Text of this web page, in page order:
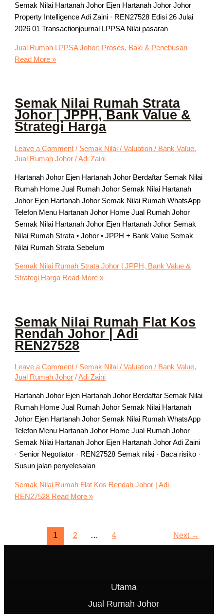
Semak Nilai Hartanah Johor Ejen Hartanah Johor Johor
Property Intelligence Adi Zaini · REN27528 Edisi 26 Julai
2026 01 Transactionjournal LPPSA Nilai pasaran
Jual Rumah LPPSA Johor: Proses, Baki & Penebusan
Read More »
Semak Nilai Rumah Strata
Johor | JPPH, Bank Value &
Strategi Harga
Leave a Comment / Semak Nilai / Valuation / Bank Value,
Jual Rumah Johor /Adi Zaini
Hartanah Johor Ejen Hartanah Johor Berdaftar Semak Nilai
Rumah Home Jual Rumah Johor Semak Nilai Hartanah
Johor Ejen Hartanah Johor Semak Nilai Rumah WhatsApp
Telefon Menu Hartanah Johor Home Jual Rumah Johor
Semak Nilai Hartanah Johor Ejen Hartanah Johor Semak
Nilai Rumah Strata • Johor • JPPH + Bank Value Semak
Nilai Rumah Strata Sebelum
Semak Nilai Rumah Strata Johor | JPPH, Bank Value &
Strategi HargaRead More »
Semak Nilai Rumah Flat Kos
Rendah Johor | Adi
REN27528
Leave a Comment / Semak Nilai / Valuation / Bank Value,
Jual Rumah Johor /Adi Zaini
Hartanah Johor Ejen Hartanah Johor Berdaftar Semak Nilai
Rumah Home Jual Rumah Johor Semak Nilai Hartanah
Johor Ejen Hartanah Johor Semak Nilai Rumah WhatsApp
Telefon Menu Hartanah Johor Home Jual Rumah Johor
Semak Nilai Hartanah Johor Ejen Hartanah Johor Adi Zaini
· Senior Negotiator · REN27528 Semak nilai · Baca risiko ·
Susun jalan penyelesaian
Semak Nilai Rumah Flat Kos Rendah Johor | Adi
REN27528 Read More »
1 2 … 4 Next →
Utama
Jual Rumah Johor